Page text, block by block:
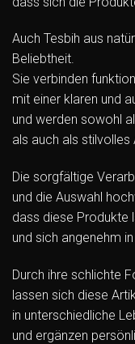
Auch Tesbih aus
Beliebtheit.
Sie verbinden
mit einer klaren und
und werden sowohl
als auch als
Die sorgfältige
und die Auswahl
dass diese Produkte
und sich angenehm
Durch ihre schlichte
lassen sich diese
in unterschiedliche
und ergänzen